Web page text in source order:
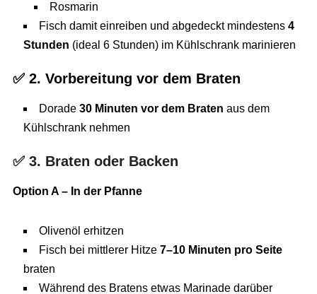
Rosmarin
Fisch damit einreiben und abgedeckt mindestens 4
Stunden (ideal 6 Stunden) im Kühlschrank marinieren
✅ 2. Vorbereitung vor dem Braten
Dorade 30 Minuten vor dem Braten aus dem
Kühlschrank nehmen
✅ 3. Braten oder Backen
Option A – In der Pfanne
Olivenöl erhitzen
Fisch bei mittlerer Hitze 7–10 Minuten pro Seite
braten
Während des Bratens etwas Marinade darüber